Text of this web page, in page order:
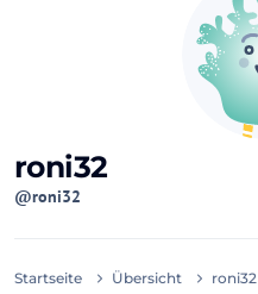
roni32
@roni32
Startseite Übersicht roni32